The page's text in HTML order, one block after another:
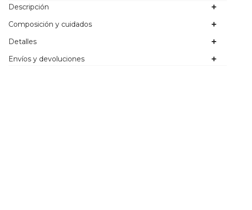
Descripción
Composición y cuidados
Detalles
Envíos y devoluciones